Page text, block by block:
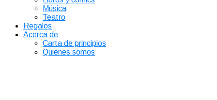
Música
Teatro
Regalos
Acerca de
Carta de principios
Quiénes somos